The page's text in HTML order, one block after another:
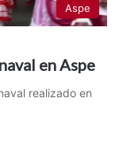
Aspe
en Aspe
realizado en